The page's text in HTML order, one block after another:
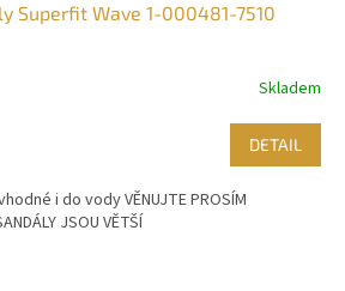
Superfit Wave 1-000481-7510
Skladem
DETAIL
i do vody VĚNUJTE PROSÍM
JSOU VĚTŠÍ